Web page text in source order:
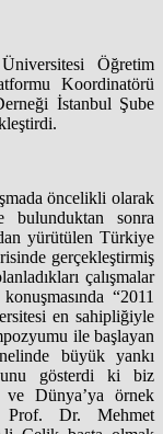
Öğretim
Koordinatörü
İstanbul Şube
öncelikli olarak
bulunduktan sonra
yürütülen Türkiye
gerçekleştirmiş
çalışmalar
“2011
en sahipliğiyle
ile başlayan
büyük yankı
şunu gösterdi ki biz
Dünya’ya örnek
Prof. Dr. Mehmet